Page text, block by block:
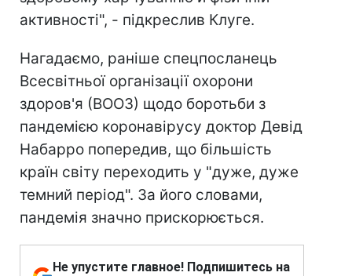
активності", - підкреслив Клуге.
Нагадаємо, раніше спецпосланець
Всесвітньої організації охорони
здоров'я (ВООЗ) щодо боротьби з
пандемією коронавірусу доктор Девід
Набарро попередив, що більшість
країн світу переходить у "дуже, дуже
темний період". За його словами,
пандемія значно прискорюється.
Не упустите главное! Подпишитесь на